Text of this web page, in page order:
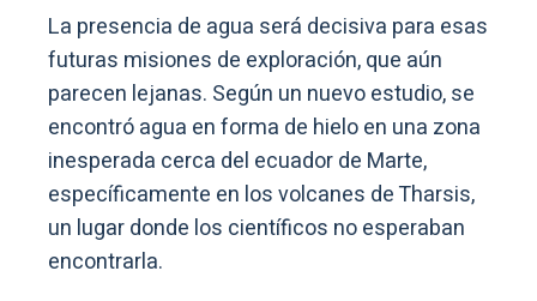
La presencia de agua será decisiva para esas
futuras misiones de exploración, que aún
parecen lejanas. Según un nuevo estudio, se
encontró agua en forma de hielo en una zona
inesperada cerca del ecuador de Marte,
específicamente en los volcanes de Tharsis,
un lugar donde los científicos no esperaban
encontrarla.